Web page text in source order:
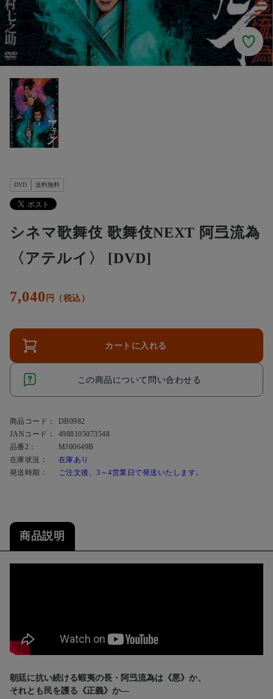
DVD 送料無料
シネマ歌舞伎 歌舞伎NEXT 阿弖流為
〈アテルイ〉 [DVD]
7,040 円（税込）
カートに入れる
この商品について問い合わせる
商品コード：
DB0982
JANコード：
4988105073548
品番2：
MJ00649B
在庫状況：
在庫あり
発送時期：
ご注文後、3～4営業日で発送いたします。
商品説明
朝廷に抗い続ける蝦夷の長・阿弖流為は《悪》か、
それとも民を護る《正義》か―